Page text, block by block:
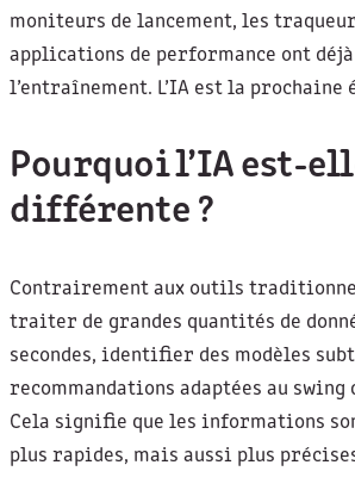
moniteurs de lancement, les
applications de performance ont
l’entraînement. L’IA est la prochaine
Pourquoi l’IA est-
différente ?
Contrairement aux outils
traiter de grandes quantités de
secondes, identifier des modèles
recommandations adaptées au swing
Cela signifie que les informations
plus rapides, mais aussi plus